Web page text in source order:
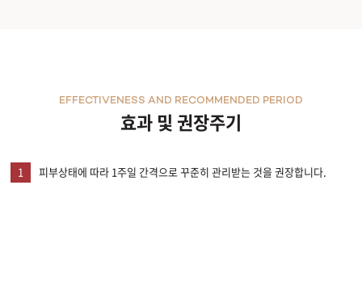
효과 및 권장주기
EFFECTIVENESS AND RECOMMENDED PERIOD
1 피부상태에 따라 1주일 간격으로 꾸준히 관리받는 것을 권장합니다.